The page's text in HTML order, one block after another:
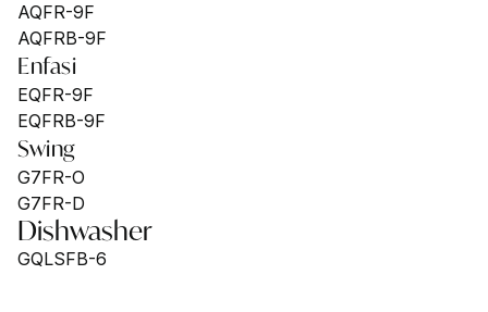
AQFR-9F
AQFRB-9F
Enfasi
EQFR-9F
EQFRB-9F
Swing
G7FR-O
G7FR-D
Dishwasher
GQLSFB-6